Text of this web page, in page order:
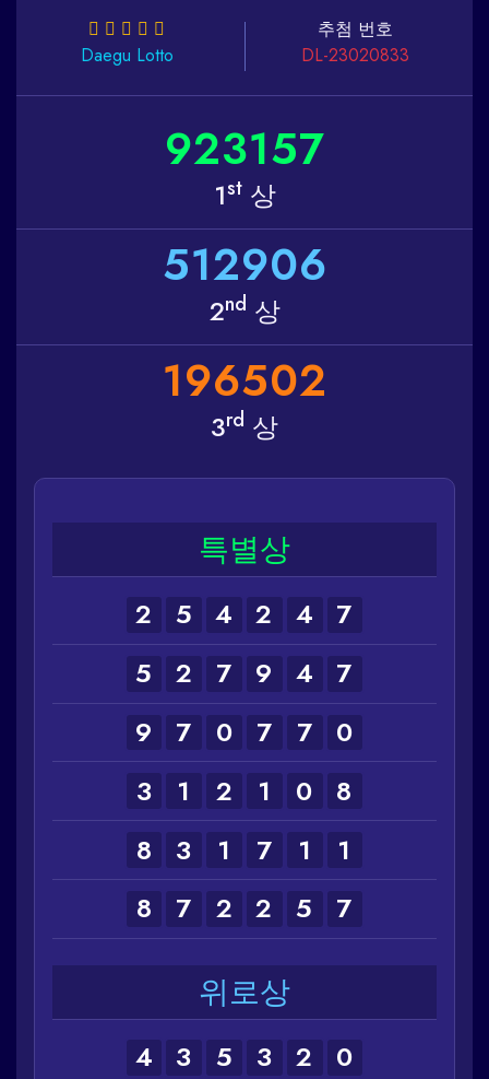
Daegu Lotto
추첨 번호
DL-23020833
923157
1st상
512906
2nd 상
196502
3rd 상
특별상
2 5 4 2 4
7
5
2 7 9 4
7
9
7 0 7 7
0
3
1 2 1 0
8
8
3 1 7 1
1
8
7 2 2 5 7
위로상
4 3 5 3 2
0